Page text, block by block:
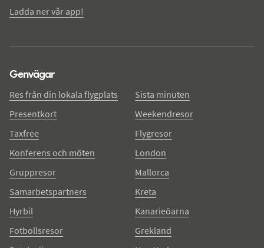
Ladda ner vår app!
Genvägar
Res från din lokala flygplats
Presentkort
Taxfree
Konferens och möten
Gruppresor
Samarbetspartners
Hyrbil
Fotbollsresor
Sista minuten
Weekendresor
Flygresor
London
Mallorca
Kreta
Kanarieöarna
Grekland